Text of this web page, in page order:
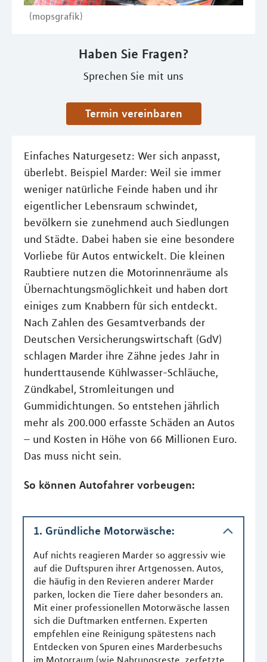
(mopsgrafik)
Haben Sie Fragen?
Sprechen Sie mit uns
Termin vereinbaren
Einfaches Naturgesetz: Wer sich anpasst,
überlebt. Beispiel Marder: Weil sie immer
weniger natürliche Feinde haben und ihr
eigentlicher Lebensraum schwindet,
bevölkern sie zunehmend auch Siedlungen
und Städte. Dabei haben sie eine besondere
Vorliebe für Autos entwickelt. Die kleinen
Raubtiere nutzen die Motorinnenräume als
Übernachtungsmöglichkeit und haben dort
einiges zum Knabbern für sich entdeckt.
Nach Zahlen des Gesamtverbands der
Deutschen Versicherungswirtschaft (GdV)
schlagen Marder ihre Zähne jedes Jahr in
hunderttausende Kühlwasser-Schläuche,
Zündkabel, Stromleitungen und
Gummidichtungen. So entstehen jährlich
mehr als 200.000 erfasste Schäden an Autos
– und Kosten in Höhe von 66 Millionen Euro.
Das muss nicht sein.
So können Autofahrer vorbeugen:
1. Gründliche Motorwäsche:
Auf nichts reagieren Marder so aggressiv wie
auf die Duftspuren ihrer Artgenossen. Autos,
die häufig in den Revieren anderer Marder
parken, locken die Tiere daher besonders an.
Mit einer professionellen Motorwäsche lassen
sich die Duftmarken entfernen. Experten
empfehlen eine Reinigung spätestens nach
Entdecken von Spuren eines Marderbesuchs